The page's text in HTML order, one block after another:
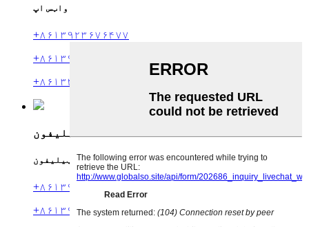
واټس اپ
+۸۶۱۳۹۲۳۶۷۶۴۷۷
+۸۶۱۳۹۲۳۶۷۶۴۷۸
+۸۶۱۳۴۳۳۳۹۲۶۰۲
تلیفون
ټیلیفون
+۸۶۱۳۹۲۳۶۷۶۴۷۷
+۸۶۱۳۹۲۳۶۷۶۴۷۸